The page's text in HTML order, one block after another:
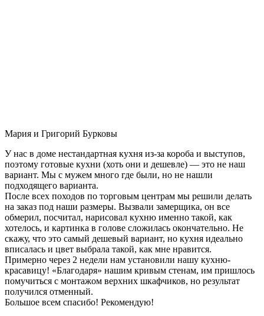
Мария и Григорий Бурковы
У нас в доме нестандартная кухня из-за короба и выступов,
поэтому готовые кухни (хоть они и дешевле) — это не наш
вариант. Мы с мужем много где были, но не нашли
подходящего варианта.
После всех походов по торговым центрам мы решили делать
на заказ под наши размеры. Вызвали замерщика, он все
обмерил, посчитал, нарисовал кухню именно такой, как
хотелось, и картинка в голове сложилась окончательно. Не
скажу, что это самый дешевый вариант, но кухня идеально
вписалась и цвет выбрала такой, как мне нравится.
Примерно через 2 недели нам установили нашу кухню-
красавицу! «Благодаря» нашим кривым стенам, им пришлось
помучиться с монтажом верхних шкафчиков, но результат
получился отменный.
Большое всем спасибо! Рекомендую!